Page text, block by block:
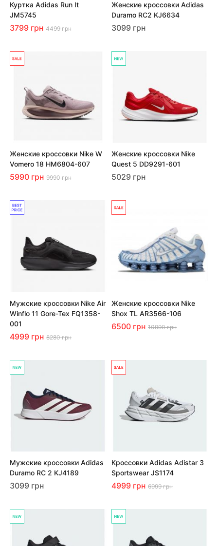
Куртка Adidas Run It
JM5745
3799 грн 4499 грн
Женские кроссовки Adidas
Duramo RC2 KJ6634
3099 грн
Женские кроссовки Nike W
Vomero 18 HM6804-607
5990 грн 9990 грн
Женские кроссовки Nike
Quest 5 DD9291-601
5029 грн
Мужские кроссовки Nike Air
Winflo 11 Gore-Tex FQ1358-
001
4999 грн 8280 грн
Женские кроссовки Nike
Shox TL AR3566-106
6500 грн 10990 грн
Мужские кроссовки Adidas
Duramo RC 2 KJ4189
3099 грн
Кроссовки Adidas Adistar 3
Sportswear JS1174
4999 грн 6999 грн